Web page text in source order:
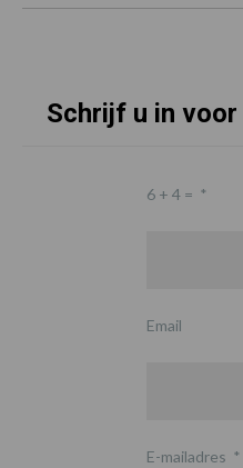
Schrijf u in
6 + 4 = *
Email
E-mailadres *